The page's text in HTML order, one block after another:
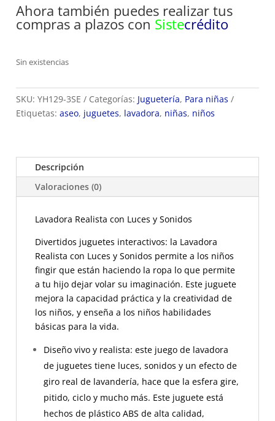
Ahora también puedes realizar tus
compras a plazos con Sistecrédito
Sin existencias
SKU: YH129-3SE Categorías: Juguetería, Para niñas
Etiquetas: aseo, juguetes, lavadora, niñas, niños
Descripción
Valoraciones (0)
Lavadora Realista con Luces y Sonidos
Divertidos juguetes interactivos: la Lavadora
Realista con Luces y Sonidos permite a los niños
fingir que están haciendo la ropa lo que permite
a tu hijo dejar volar su imaginación. Este juguete
mejora la capacidad práctica y la creatividad de
los niños, y enseña a los niños habilidades
básicas para la vida.
Diseño vivo y realista: este juego de lavadora
de juguetes tiene luces, sonidos y un efecto de
giro real de lavandería, hace que la esfera gire,
pitido, ciclo y mucho más. Este juguete está
hechos de plástico ABS de alta calidad,